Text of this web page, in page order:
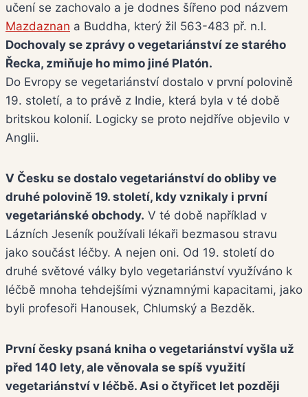
učení se zachovalo a je dodnes šířeno pod názvem
Mazdaznan a Buddha, který žil 563-483 př. n.l.
Dochovaly se zprávy o vegetariánství ze starého
Řecka, zmiňuje ho mimo jiné Platón.
Do Evropy se vegetariánství dostalo v první polovině
19. století, a to právě z Indie, která byla v té době
britskou kolonií. Logicky se proto nejdříve objevilo v
Anglii.
V Česku se dostalo vegetariánství do obliby ve
druhé polovině 19. století, kdy vznikaly i první
vegetariánské obchody. V té době například v
Lázních Jeseník používali lékaři bezmasou stravu
jako součást léčby. A nejen oni. Od 19. století do
druhé světové války bylo vegetariánství využíváno k
léčbě mnoha tehdejšími významnými kapacitami, jako
byli profesoři Hanousek, Chlumský a Bezděk.
První česky psaná kniha o vegetariánství vyšla už
před 140 lety, ale věnovala se spíš využití
vegetariánství v léčbě. Asi o čtyřicet let později